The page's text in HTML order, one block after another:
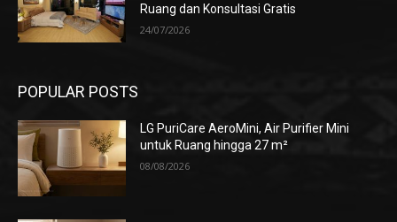
Ruang dan Konsultasi Gratis
24/07/2026
POPULAR POSTS
LG PuriCare AeroMini, Air Purifier Mini
untuk Ruang hingga 27 m²
08/08/2026